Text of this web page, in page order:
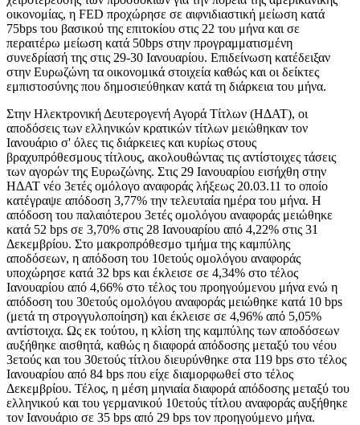
οικονομίας, η FED προχώρησε σε αιφνιδιαστική μείωση κατά
75bps του βασικού της επιτοκίου στις 22 του μήνα και σε
περαιτέρω μείωση κατά 50bps στην προγραμματισμένη
συνεδρίασή της στις 29-30 Ιανουαρίου. Επιδείνωση κατέδειξαν
στην Ευρωζώνη τα οικονομικά στοιχεία καθώς και οι δείκτες
εμπιστοσύνης που δημοσιεύθηκαν κατά τη διάρκεια του μήνα.
Στην Ηλεκτρονική Δευτερογενή Αγορά Τίτλων (ΗΔΑΤ), οι
αποδόσεις των ελληνικών κρατικών τίτλων μειώθηκαν τον
Ιανουάριο σ' όλες τις διάρκειες και κυρίως στους
βραχυπρόθεσμους τίτλους, ακολουθώντας τις αντίστοιχες τάσεις
των αγορών της Ευρωζώνης. Στις 29 Ιανουαρίου εισήχθη στην
ΗΔΑΤ νέο 3ετές ομόλογο αναφοράς λήξεως 20.03.11 το οποίο
κατέγραψε απόδοση 3,77% την τελευταία ημέρα του μήνα. Η
απόδοση του παλαιότερου 3ετές ομολόγου αναφοράς μειώθηκε
κατά 52 bps σε 3,70% στις 28 Ιανουαρίου από 4,22% στις 31
Δεκεμβρίου. Στο μακροπρόθεσμο τμήμα της καμπύλης
αποδόσεων, η απόδοση του 10ετούς ομολόγου αναφοράς
υποχώρησε κατά 32 bps και έκλεισε σε 4,34% στο τέλος
Ιανουαρίου από 4,66% στο τέλος του προηγούμενου μήνα ενώ η
απόδοση του 30ετούς ομολόγου αναφοράς μειώθηκε κατά 10 bps
(μετά τη στρογγυλοποίηση) και έκλεισε σε 4,96% από 5,05%
αντίστοιχα. Ως εκ τούτου, η κλίση της καμπύλης των αποδόσεων
αυξήθηκε αισθητά, καθώς η διαφορά απόδοσης μεταξύ του νέου
3ετούς και του 30ετούς τίτλου διευρύνθηκε στα 119 bps στο τέλος
Ιανουαρίου από 84 bps που είχε διαμορφωθεί στο τέλος
Δεκεμβρίου. Τέλος, η μέση μηνιαία διαφορά απόδοσης μεταξύ του
ελληνικού και του γερμανικού 10ετούς τίτλου αναφοράς αυξήθηκε
τον Ιανουάριο σε 35 bps από 29 bps τον προηγούμενο μήνα.